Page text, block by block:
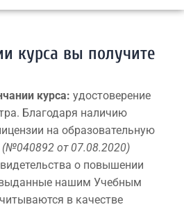
курса вы получите
курса: удостоверение
Благодаря наличию
на образовательную
(№040892 от 07.08.2020)
о повышении
нашим Учебным
в качестве